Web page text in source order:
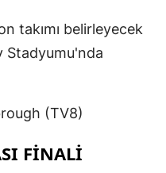
takımı belirleyecek
Stadyumu'nda
(TV8)
FINALI